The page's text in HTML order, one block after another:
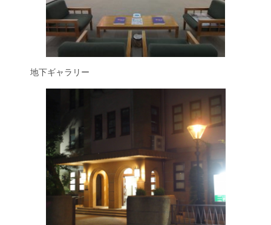
地下ギャラリー